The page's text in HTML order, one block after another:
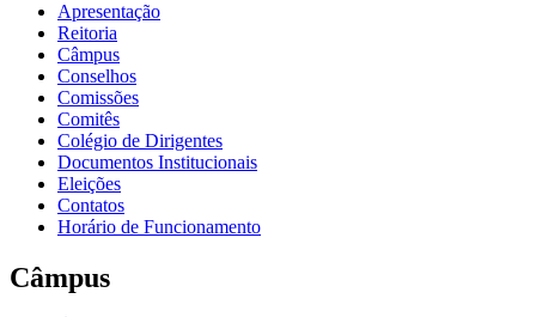
Apresentação
Reitoria
Câmpus
Conselhos
Comissões
Comitês
Colégio de Dirigentes
Documentos Institucionais
Eleições
Contatos
Horário de Funcionamento
Câmpus